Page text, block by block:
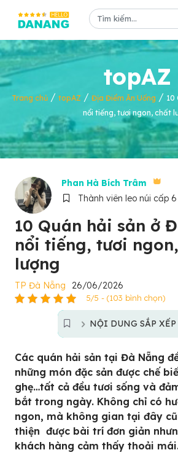
topAZ
Trang chủ/ topAZ / Địa Điểm Ăn Uống / 10
nổi tiếng, tươi ngon, chất
Phan Hà Bích Trâm
Thành viên leo núi cấp 6
10 Quán hải sản ở
nổi tiếng, tươi
lượng
TP Đà Nẵng 26/06/2026
5/5 - (103 bình chọn)
NỘI DUNG SẮP XẾP
Các quán hải sản tại Đà Nẵng
những món đặc sản được chế
ghẹ…tất cả đều tươi sống và
bắt trong ngày. Không chỉ có
ngon, mà không gian tại đây
thiện được bài trí đơn giản
khách hàng cảm thấy thoải